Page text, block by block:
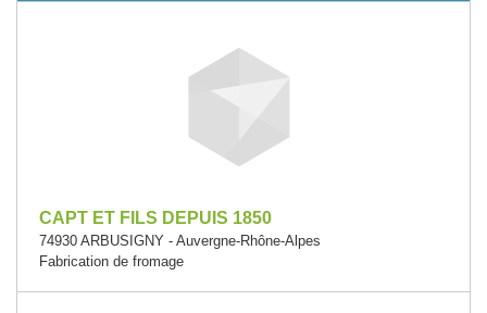
CAPT ET FILS DEPUIS 1850
74930 ARBUSIGNY - Auvergne-Rhône-Alpes
Fabrication de fromage